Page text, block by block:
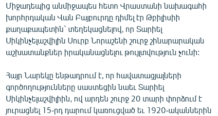
Միջադեպից անմիջապես հետո Վրաստանի նախագահի
խորհրդական Վան Բայբուրդը դիմել էր Թբիլիսիի
քաղաքապետին` տեղեկացնելով, որ Տարիել
Սիկինչելաշվիլին Սուրբ Նորաշենի շուրջ շինարարական
աշխատանքներ իրականացնելու թույլտվություն չունի:
Հայր Նարեկը ենթադրում է, որ հավատացյալների
գործողությունները սաստեցին նաեւ Տարիել
Սիկինչելաշվիլիին, ով արդեն շուրջ 20 տարի փորձում է
յուրացնել 15-րդ դարում կառուցված եւ 1920-ականներին